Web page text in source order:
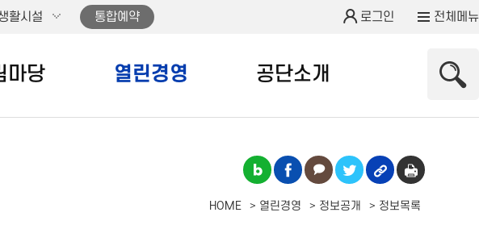
활시설 통합예약 로그인 전체메뉴
마당 열린경영 공단소개
HOME 열린경영 정보공개 정보목록